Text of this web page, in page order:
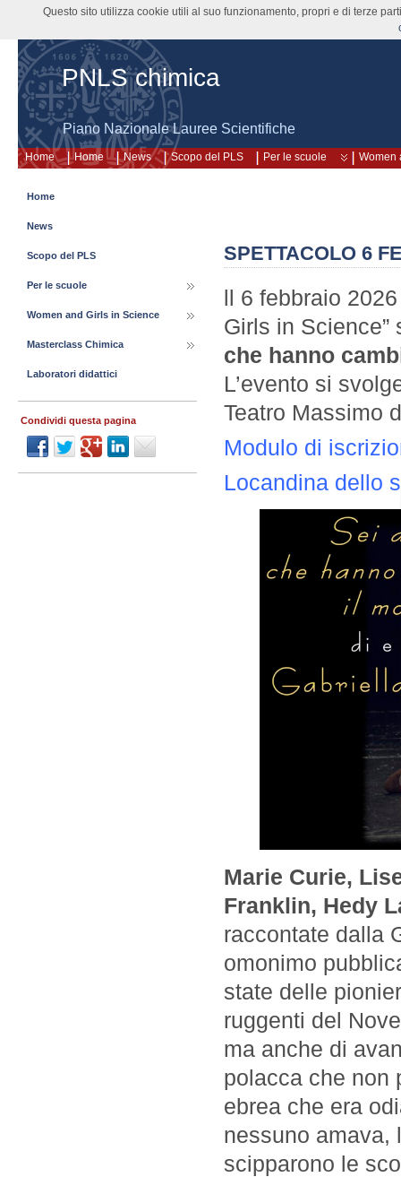
PNLS chimica
Piano Nazionale Lauree Scientifiche
Home Home News Scopo del PLS Per le scuole Women
SPETTACOLO 6
ll 6 febbraio
Girls in Science”
che hanno
L’evento si
Teatro Massimo
Modulo di
Locandina dello
Marie Curie,
Franklin, Hedy
raccontate dalla
omonimo
state delle
ruggenti del
ma anche di
polacca che non
ebrea che era
nessuno amava,
scipparono le
Home
News
Scopo del PLS
Per le scuole
Women and Girls in Science
Masterclass Chimica
Laboratori didattici
Condividi questa pagina
Questo sito utilizza cookie utili al suo funzionamento, propri e di terze